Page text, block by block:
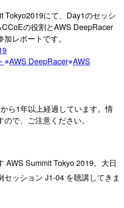
Tokyo2019にて、Day1のセッシ
の役割とAWS DeepRacer
レポートです。
AWS DeepRacer AWS
ら1年以上経過しています。情
で、ご注意ください。
AWS Summit Tokyo 2019。大日
ッション J1-04 を聴講してきま